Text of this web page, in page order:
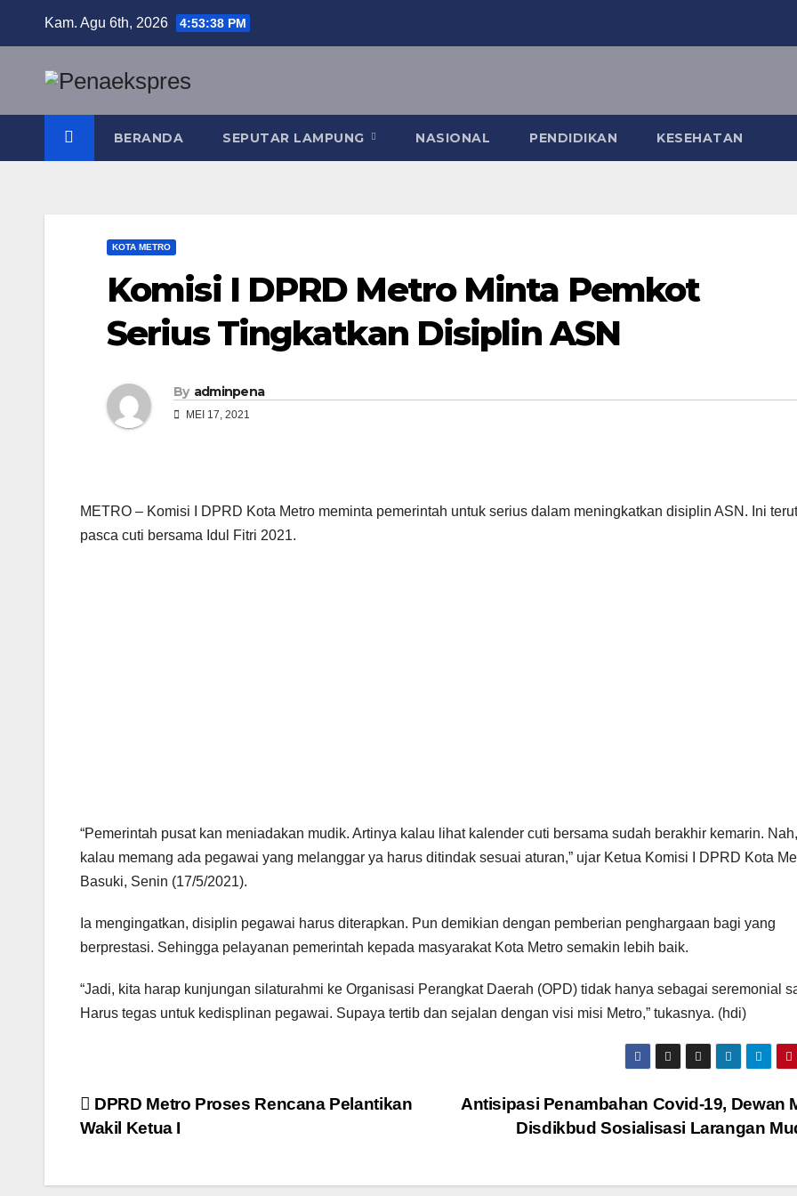
Kam. Agu 6th, 2026 4:53:39 PM
BERANDA SEPUTAR LAMPUNG NASIONAL PENDIDIKAN KESEHATAN
KOTA METRO
Komisi I DPRD Metro Minta Pemkot
Serius Tingkatkan Disiplin ASN
By adminpena
MEI 17, 2021
METRO – Komisi I DPRD Kota Metro meminta pemerintah untuk serius dalam meningkatkan disiplin ASN. Ini
pasca cuti bersama Idul Fitri 2021.
“Pemerintah pusat kan meniadakan mudik. Artinya kalau lihat kalender cuti bersama sudah berakhir kemarin. Nah,
kalau memang ada pegawai yang melanggar ya harus ditindak sesuai aturan,” ujar Ketua Komisi I DPRD Kota
Basuki, Senin (17/5/2021).
Ia mengingatkan, disiplin pegawai harus diterapkan. Pun demikian dengan pemberian penghargaan bagi yang
berprestasi. Sehingga pelayanan pemerintah kepada masyarakat Kota Metro semakin lebih baik.
“Jadi, kita harap kunjungan silaturahmi ke Organisasi Perangkat Daerah (OPD) tidak hanya sebagai seremonial
Harus tegas untuk kedisplinan pegawai. Supaya tertib dan sejalan dengan visi misi Metro,” tukasnya. (hdi)
Navigasi
Antisipasi Penambahan Covid-19, Dewan
Disdikbud Sosialisasi Larangan
DPRD Metro Proses Rencana Pelantikan
Wakil Ketua I